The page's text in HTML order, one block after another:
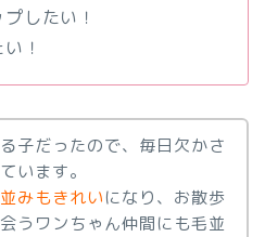
したい！
！
子だったので、毎日欠かさ
います。
みもきれいになり、お散歩
うワンちゃん仲間にも毛並